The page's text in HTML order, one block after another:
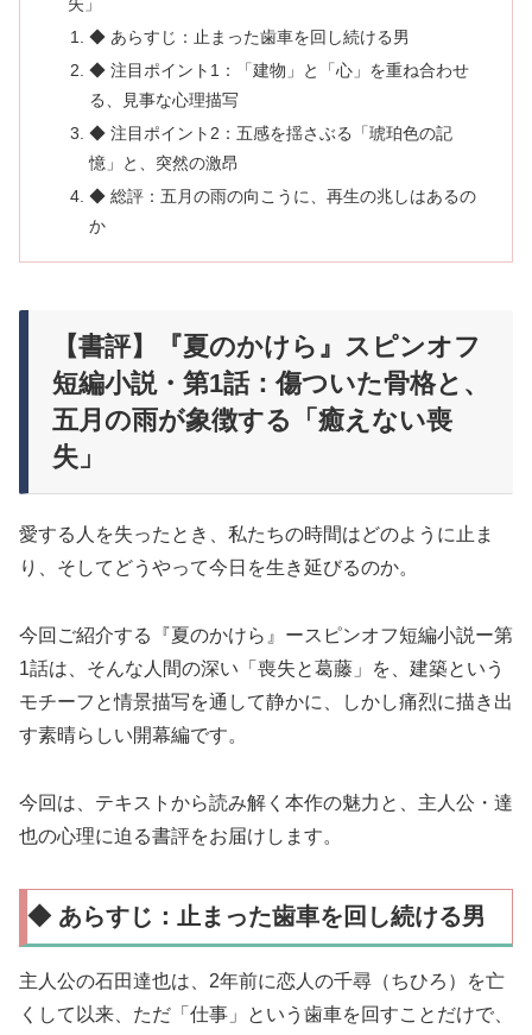
失」
◆ あらすじ：止まった歯車を回し続ける男
◆ 注目ポイント1：「建物」と「心」を重ね合わせ
る、見事な心理描写
◆ 注目ポイント2：五感を揺さぶる「琥珀色の記
憶」と、突然の激昂
◆ 総評：五月の雨の向こうに、再生の兆しはあるの
か
【書評】『夏のかけら』スピンオフ
短編小説・第1話：傷ついた骨格と、
五月の雨が象徴する「癒えない喪
失」
愛する人を失ったとき、私たちの時間はどのように止ま
り、そしてどうやって今日を生き延びるのか。
今回ご紹介する『夏のかけら』ースピンオフ短編小説ー第
1話は、そんな人間の深い「喪失と葛藤」を、建築という
モチーフと情景描写を通して静かに、しかし痛烈に描き出
す素晴らしい開幕編です。
今回は、テキストから読み解く本作の魅力と、主人公・達
也の心理に迫る書評をお届けします。
◆ あらすじ：止まった歯車を回し続ける男
主人公の石田達也は、2年前に恋人の千尋（ちひろ）を亡
くして以来、ただ「仕事」という歯車を回すことだけで、